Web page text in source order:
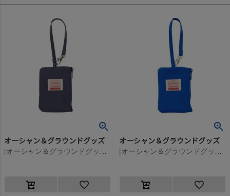
オーシャン＆グラウンドグッズ オーシャン＆グラウンドグッズ